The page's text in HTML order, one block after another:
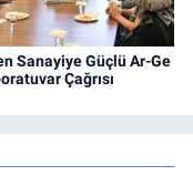
Sanayiye Güçlü Ar-Ge
Çağrısı